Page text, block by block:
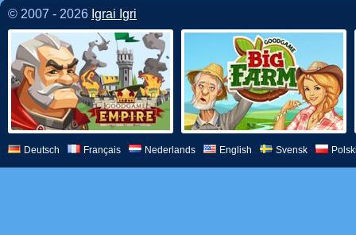
© 2007 - 2026 Igrai Igri
Deutsch Français Nederlands English Svensk